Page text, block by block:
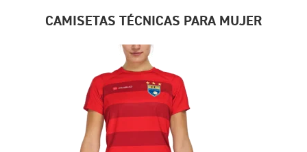
CAMISETAS TÉCNICAS PARA MUJER